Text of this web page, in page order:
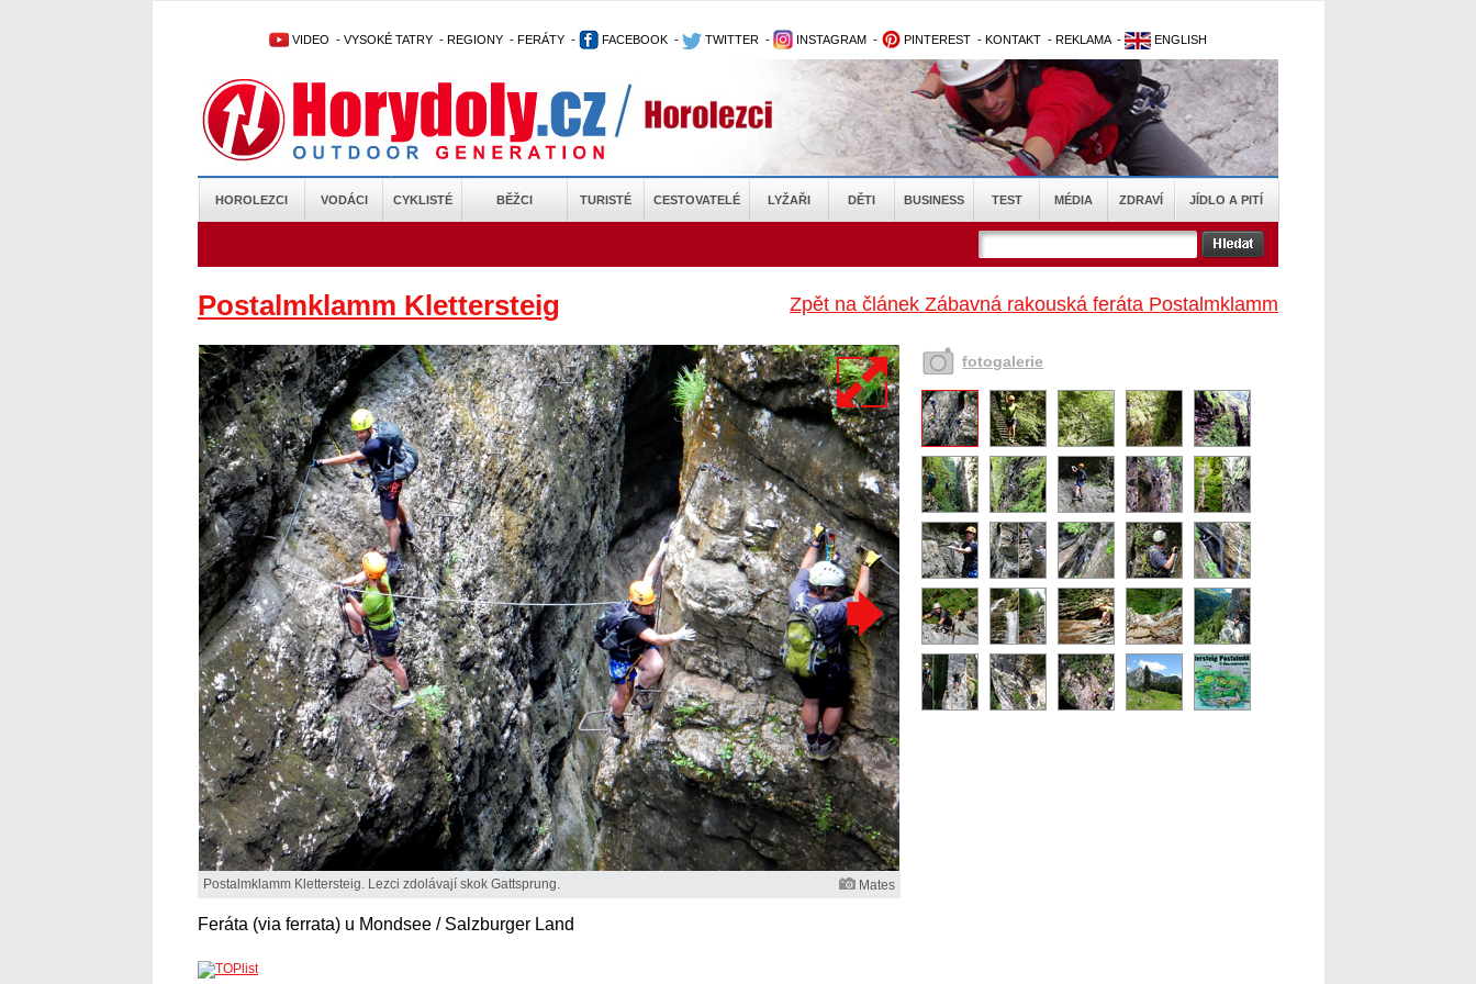
VIDEO - VYSOKÉ TATRY - REGIONY - FERÁTY - FACEBOOK - TWITTER - INSTAGRAM - PINTEREST - KONTAKT - REKLAMA - ENGLISH
HOROLEZCI VODÁCI CYKLISTÉ BĚŽCI TURISTÉ CESTOVATELÉ LYŽAŘI DĚTI BUSINESS TEST MÉDIA ZDRAVÍ JÍDLO A PITÍ
Zpět na článek Zábavná rakouská feráta Postalmklamm
Postalmklamm Klettersteig
Postalmklamm Klettersteig. Lezci zdolávají skok Gattsprung. Mates
Feráta (via ferrata) u Mondsee / Salzburger Land
fotogalerie